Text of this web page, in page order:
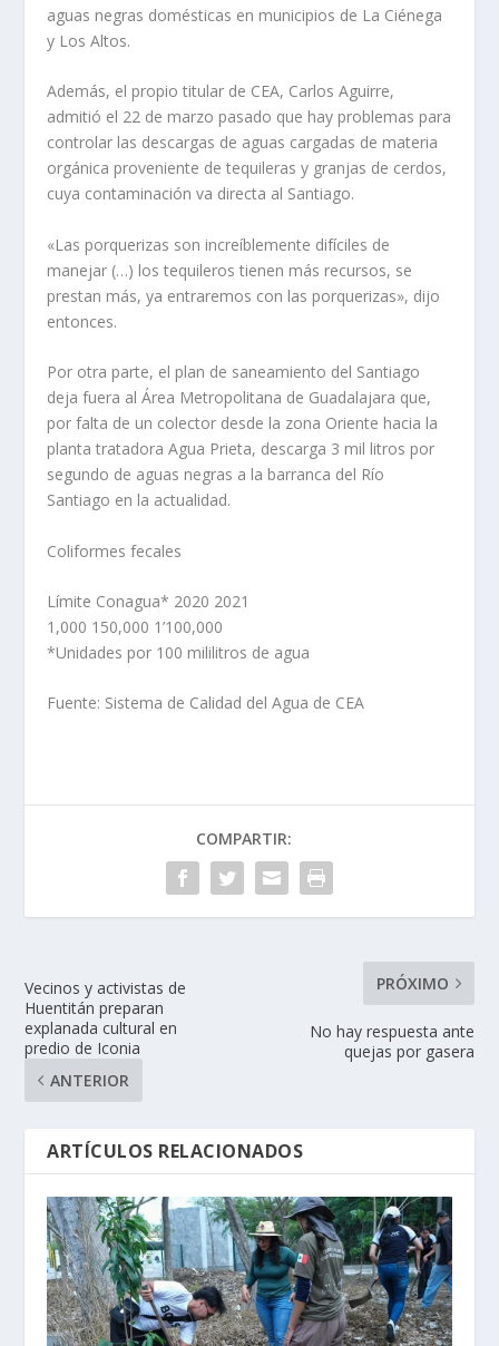
aguas negras domésticas en municipios de La Ciénega
y Los Altos.
Además, el propio titular de CEA, Carlos Aguirre,
admitió el 22 de marzo pasado que hay problemas para
controlar las descargas de aguas cargadas de materia
orgánica proveniente de tequileras y granjas de cerdos,
cuya contaminación va directa al Santiago.
«Las porquerizas son increíblemente difíciles de
manejar (…) los tequileros tienen más recursos, se
prestan más, ya entraremos con las porquerizas», dijo
entonces.
Por otra parte, el plan de saneamiento del Santiago
deja fuera al Área Metropolitana de Guadalajara que,
por falta de un colector desde la zona Oriente hacia la
planta tratadora Agua Prieta, descarga 3 mil litros por
segundo de aguas negras a la barranca del Río
Santiago en la actualidad.
Coliformes fecales
Límite Conagua* 2020 2021
1,000 150,000 1’100,000
*Unidades por 100 mililitros de agua
Fuente: Sistema de Calidad del Agua de CEA
COMPARTIR:
Vecinos y activistas de
Huentitán preparan
explanada cultural en
predio de Iconia
ANTERIOR
PRÓXIMO
No hay respuesta ante
quejas por gasera
ARTÍCULOS RELACIONADOS